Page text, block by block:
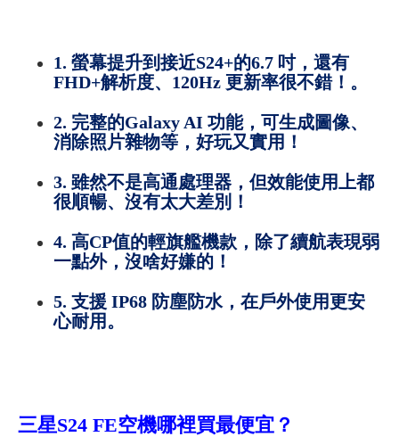
1. 螢幕提升到接近S24+的6.7 吋，還有
FHD+解析度、120Hz 更新率很不錯！。
2. 完整的Galaxy AI 功能，可生成圖像、
消除照片雜物等，好玩又實用！
3. 雖然不是高通處理器，但效能使用上都
很順暢、沒有太大差別！
4. 高CP值的輕旗艦機款，除了續航表現弱
一點外，沒啥好嫌的！
5. 支援 IP68 防塵防水，在戶外使用更安
心耐用。
三星S24 FE空機哪裡買最便宜？